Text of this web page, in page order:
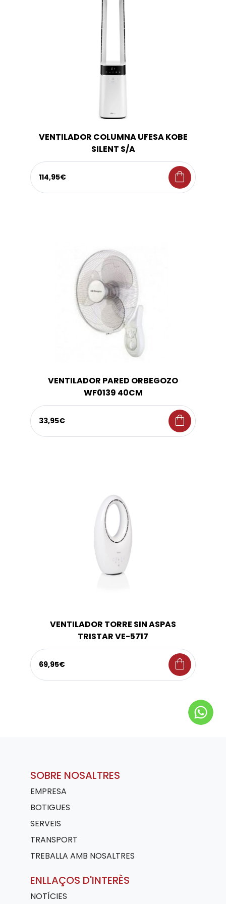
VENTILADOR COLUMNA UFESA KOBE
SILENT S/A
114,95€ shopping_bag
VENTILADOR PARED ORBEGOZO
WF0139 40CM
33,95€ shopping_bag
VENTILADOR TORRE SIN ASPAS
TRISTAR VE-5717
69,95€ shopping_bag
SOBRE NOSALTRES
EMPRESA
BOTIGUES
SERVEIS
TRANSPORT
TREBALLA AMB NOSALTRES
ENLLAÇOS D'INTERÈS
NOTÍCIES